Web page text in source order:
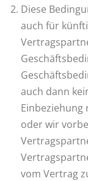
Diese
auch für
auch dann
oder wir
vom Vertrag